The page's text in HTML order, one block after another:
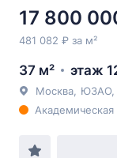
17 800
481 082 ₽ за м²
37 м² этаж
Москва ЮЗАО